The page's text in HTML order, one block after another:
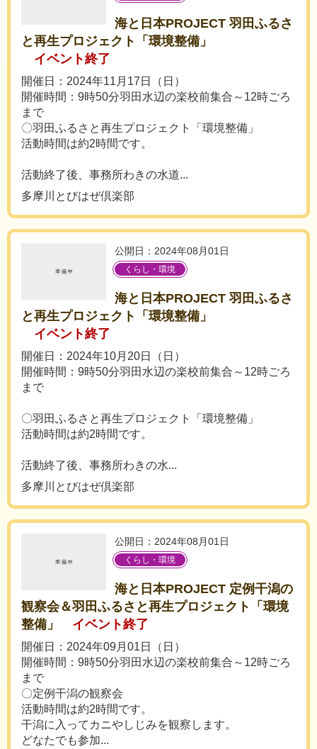
海と日本PROJECT 羽田ふるさ
と再生プロジェクト「環境整備」
イベント終了
開催日：2024年11月17日（日）
開催時間：9時50分羽田水辺の楽校前集合～12時ごろ
まで
〇羽田ふるさと再生プロジェクト「環境整備」
活動時間は約2時間です。
活動終了後、事務所わきの水道...
多摩川とびはぜ倶楽部
公開日：2024年08月01日
くらし・環境
海と日本PROJECT 羽田ふるさ
と再生プロジェクト「環境整備」
イベント終了
開催日：2024年10月20日（日）
開催時間：9時50分羽田水辺の楽校前集合～12時ごろ
まで
〇羽田ふるさと再生プロジェクト「環境整備」
活動時間は約2時間です。
活動終了後、事務所わきの水...
多摩川とびはぜ倶楽部
公開日：2024年08月01日
くらし・環境
海と日本PROJECT 定例干潟の
観察会＆羽田ふるさと再生プロジェクト「環境
整備」
イベント終了
開催日：2024年09月01日（日）
開催時間：9時50分羽田水辺の楽校前集合～12時ごろ
まで
〇定例干潟の観察会
活動時間は約2時間です。
干潟に入ってカニやしじみを観察します。
どなたでも参加...